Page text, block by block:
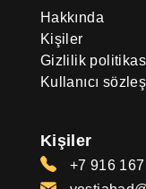
Hakkında
Kişiler
Gizlilik
Kullanıcı
Kişiler
+7 916